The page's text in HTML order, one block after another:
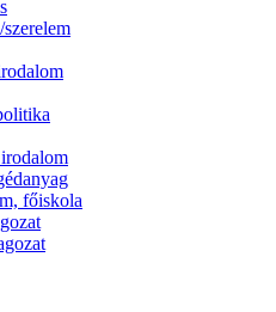
főiskola